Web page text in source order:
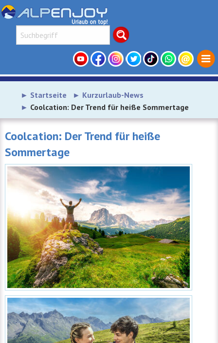
Startseite
Kurzurlaub-News
Coolcation: Der Trend für heiße Sommertage
Coolcation: Der Trend für heiße
Sommertage